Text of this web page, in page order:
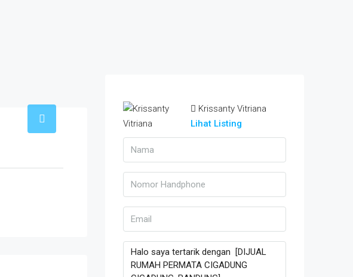
Krissanty Vitriana
Lihat Listing